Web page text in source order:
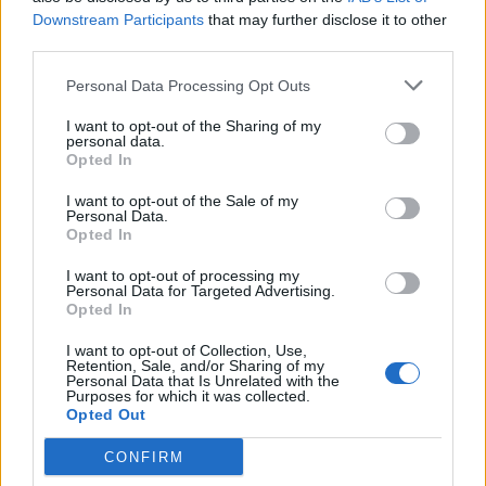
Downstream Participants that may further disclose it to other
Personal Data Processing Opt Outs
I want to opt-out of the Sharing of my
personal data.
Opted In
I want to opt-out of the Sale of my
Personal Data.
Opted In
I want to opt-out of processing my
Personal Data for Targeted Advertising.
Opted In
I want to opt-out of Collection, Use,
Retention, Sale, and/or Sharing of my
Personal Data that Is Unrelated with the
Purposes for which it was collected.
Opted Out
CONFIRM
храна во училиштата и ограничување на
© Vecer.mk, правата за текстот се на редакцијата
Одложено дејство на топлотниот
кои август ќе биде совршен
месец
НАЈЧИТАНИ ВО ПОСЛЕДНИ 7 ДЕНА
Ахмети кажа што го мачи:
СЛУШАМ, САКААТ ДА СЕ СУДИ